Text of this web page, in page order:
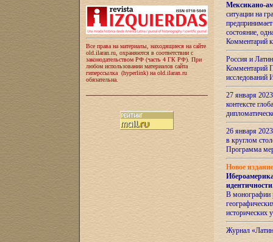
Все права на материалы, находящиеся на сайте
old.ilaran.ru, охраняются в соответствии с
законодательством РФ (часть 4 ГК РФ). При
любом использовании материалов сайта
гиперссылка (hyperlink) на old.ilaran.ru
обязательна.
Мексикано-
ситуации на
состояние,
Комментарий
Россия и
Комментарий
27 января
контексте
26 января
в круглом
Программа
Новое
идентичности
В монографии
исторических
Журнал